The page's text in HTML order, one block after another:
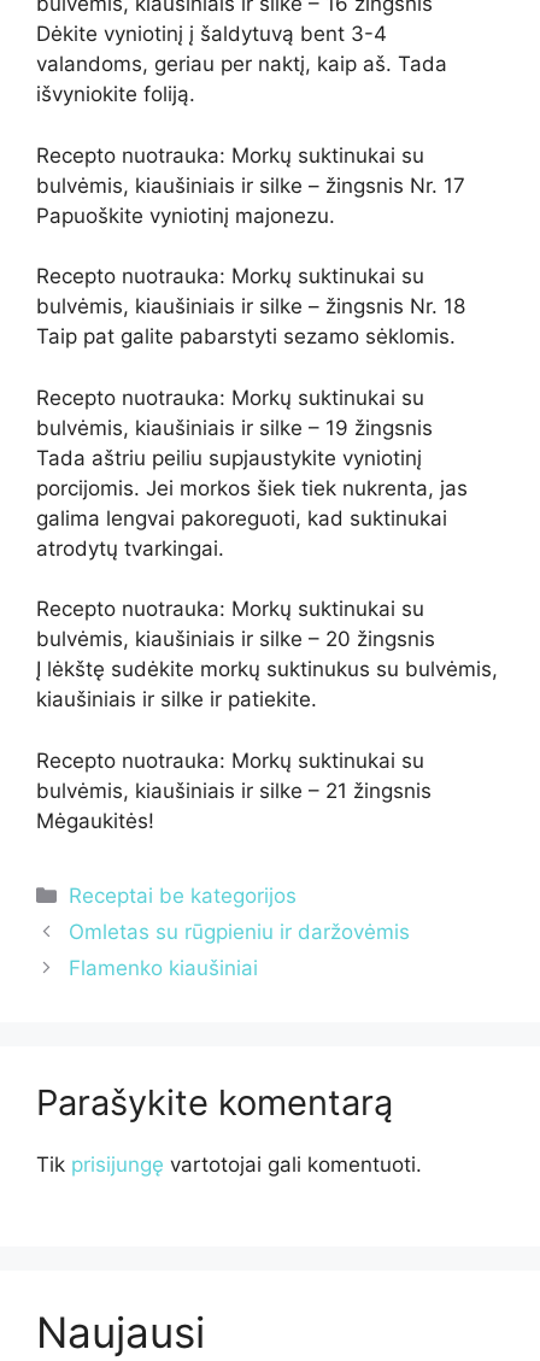
Dėkite vyniotinį į šaldytuvą bent 3-4
valandoms, geriau per naktį, kaip aš. Tada
išvyniokite foliją.
Recepto nuotrauka: Morkų suktinukai su
bulvėmis, kiaušiniais ir silke – žingsnis Nr. 17
Papuoškite vyniotinį majonezu.
Recepto nuotrauka: Morkų suktinukai su
bulvėmis, kiaušiniais ir silke – žingsnis Nr. 18
Taip pat galite pabarstyti sezamo sėklomis.
Recepto nuotrauka: Morkų suktinukai su
bulvėmis, kiaušiniais ir silke – 19 žingsnis
Tada aštriu peiliu supjaustykite vyniotinį
porcijomis. Jei morkos šiek tiek nukrenta, jas
galima lengvai pakoreguoti, kad suktinukai
atrodytų tvarkingai.
Recepto nuotrauka: Morkų suktinukai su
bulvėmis, kiaušiniais ir silke – 20 žingsnis
Į lėkštę sudėkite morkų suktinukus su bulvėmis,
kiaušiniais ir silke ir patiekite.
Recepto nuotrauka: Morkų suktinukai su
bulvėmis, kiaušiniais ir silke – 21 žingsnis
Mėgaukitės!
Kategorijos
Receptai be kategorijos
Omletas su rūgpieniu ir daržovėmis
Flamenko kiaušiniai
Parašykite komentarą
Tik prisijungę vartotojai gali komentuoti.
Naujausi